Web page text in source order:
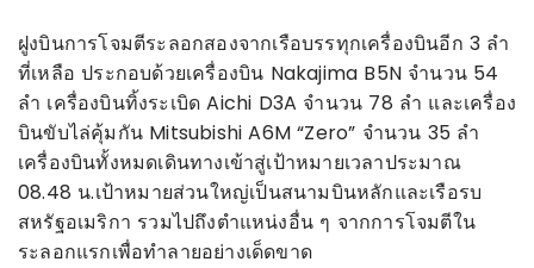
ฝูงบินการโจมตีระลอกสองจากเรือบรรทุกเครื่องบินอีก 3 ลำ
ที่เหลือ ประกอบด้วยเครื่องบิน Nakajima B5N จำนวน 54
ลำ เครื่องบินทิ้งระเบิด Aichi D3A จำนวน 78 ลำ และเครื่อง
บินขับไล่คุ้มกัน Mitsubishi A6M “Zero” จำนวน 35 ลำ
เครื่องบินทั้งหมดเดินทางเข้าสู่เป้าหมายเวลาประมาณ
08.48 น.เป้าหมายส่วนใหญ่เป็นสนามบินหลักและเรือรบ
สหรัฐอเมริกา รวมไปถึงตำแหน่งอื่น ๆ จากการโจมตีใน
ระลอกแรกเพื่อทำลายอย่างเด็ดขาด